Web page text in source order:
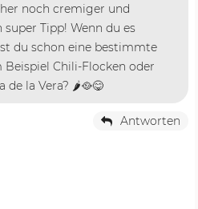
noch cremiger und
Tipp! Wenn du es
du schon eine bestimmte
Chili-Flocken oder
de la Vera? 🌶️🥘😋
Antworten